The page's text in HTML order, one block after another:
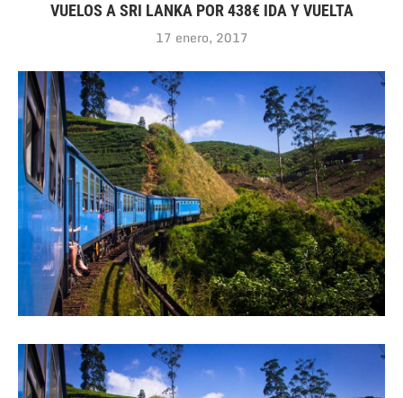
VUELOS A SRI LANKA POR 438€ IDA Y VUELTA
17 enero, 2017